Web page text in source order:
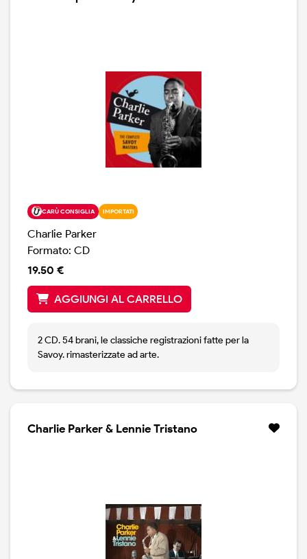
CARÙ CONSIGLIA IMPORTATI
Charlie Parker
Formato: CD
19.50 €
AGGIUNGI AL CARRELLO
2 CD. 54 brani, le classiche registrazioni fatte per la
Savoy. rimasterizzate ad arte.
Charlie Parker & Lennie Tristano